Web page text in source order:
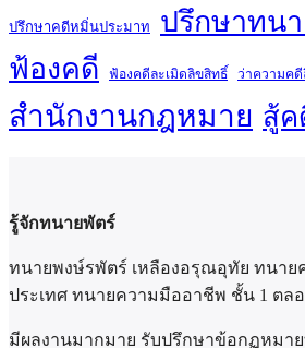
ปรึกษาคดีหมิ่นประมาท ปรึกษาทน
ฟ้องคดี ฟ้องคดีละเมิดลิขสิทธิ์ ว่าความค
สำนักงานกฎหมาย สู้ค
รู้จักทนายพัตร์
ทนายพงษ์รพัตร์ เหลืองอรุณอุทัย ทนาย
ประเทศ ทนายความมืออาชีพ ชั้น 1 ตล
มีผลงานมากมาย รับปรึกษาข้อกฏหมา